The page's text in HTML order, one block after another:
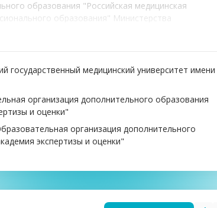
образования "Российская медицинская
образования" Министерства
, аккредитация по специальности
образования "Российская медицинская
образования" Министерства
, аккредитация по специальности
государственный медицинский университет имени
организация дополнительного образования
и оценки"
организация дополнительного
экспертизы и оценки"